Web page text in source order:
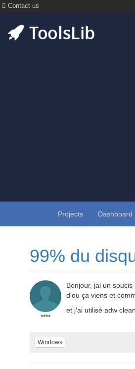
Contact us
Projects Dashboard
99% du
****
Bonjour, jai un
d'ou ça viens et
et j'ai utilisé adw
Windows